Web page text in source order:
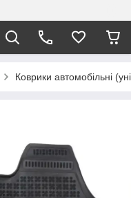
Коврики автомобільні